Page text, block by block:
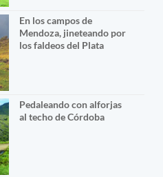
En los campos de
Mendoza, jineteando por
los faldeos del Plata
Pedaleando con alforjas
al techo de Córdoba